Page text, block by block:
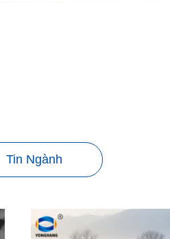
Tin Ngành